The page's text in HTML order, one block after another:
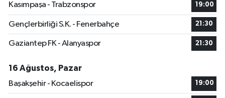
Kasımpaşa - Trabzonspor 19:00
Gençlerbirliği S.K. - Fenerbahçe 21:30
Gaziantep FK - Alanyaspor 21:30
16 Ağustos, Pazar
Başakşehir - Kocaelispor
19:00